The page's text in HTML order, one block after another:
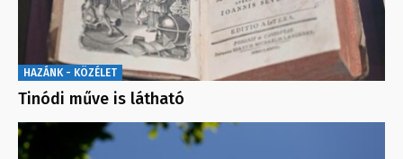
HAZÁNK - KÖZÉLET
Tinódi műve is látható